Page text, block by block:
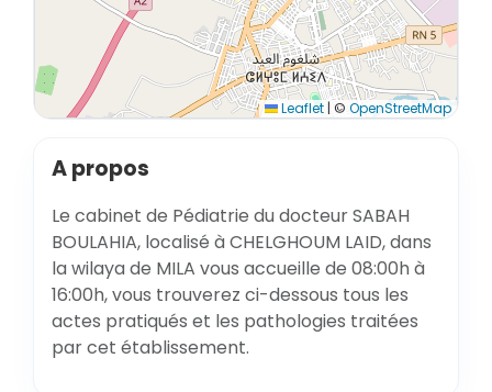
Leaflet | © OpenStreetMap
A propos
Le cabinet de Pédiatrie du docteur SABAH
BOULAHIA, localisé à CHELGHOUM LAID, dans
la wilaya de MILA vous accueille de 08:00h à
16:00h, vous trouverez ci-dessous tous les
actes pratiqués et les pathologies traitées
par cet établissement.